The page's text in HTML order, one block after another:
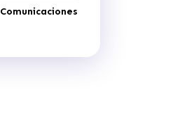
Comunicaciones